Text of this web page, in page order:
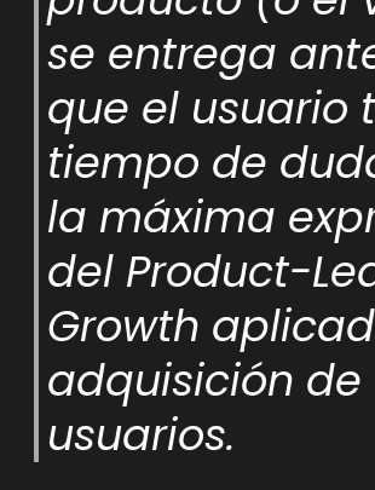
se entrega
que el usuario
tiempo de
la máxima
del Product-
Growth
adquisición de
usuarios.